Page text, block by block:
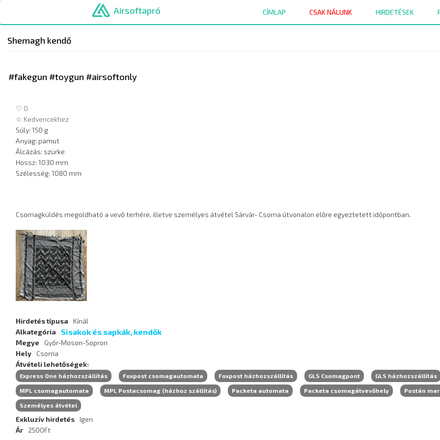
tartalomra
Airsoftapró CÍMLAP CSAK NÁLUNK HIRDETÉSEK
Shemagh kendő
#fakegun #toygun #airsoftonly
♡ 0
☆ Kedvencekhez
Súly: 150 g
Anyag: pamut
Álcázás: szürke
Hossz: 1030 mm
Szélesség: 1080 mm
Csomagküldés megoldható a vevő terhére, illetve személyes átvétel Sárvár- Csorna útvonalon előre egyeztetett időpontban.
Hirdetés
képei
Hirdetés típusa
Kínál
Alkategória
Sisakok és sapkák, kendők
Megye
Győr-Moson-Sopron
Hely
Csorna
Átvételi lehetőségek
Express One házhozszállítás Foxpost csomagautomata Foxpost házhozszállítás GLS Csomagpont GLS házhozszállítás
MPL csomagautomata MPL Postacsomag (házhoz szállítás) Packeta automata Packeta csomagátvevőhely Postán
Személyes átvétel
Exkluzív hirdetés
Igen
Ár
2500Ft